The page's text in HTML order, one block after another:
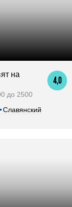
4,0
на
до 2500
•Славянский